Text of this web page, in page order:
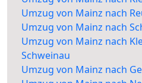
Umzug von Mainz nach
Umzug von Mainz nach
Umzug von Mainz nach
Schweinau
Umzug von Mainz nach